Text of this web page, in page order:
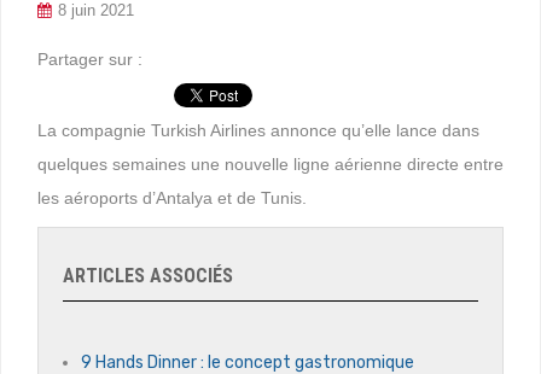
8 juin 2021
Partager sur :
La compagnie Turkish Airlines annonce qu’elle lance dans
quelques semaines une nouvelle ligne aérienne directe entre
les aéroports d’Antalya et de Tunis.
ARTICLES ASSOCIÉS
9 Hands Dinner : le concept gastronomique